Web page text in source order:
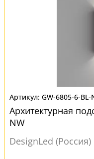
GW-6805-6-BL-
Архитектурная
NW
DesignLed (Россия)